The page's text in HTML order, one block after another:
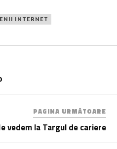
INTERNET
PAGINA URMĂTOARE
vedem la Targul de cariere